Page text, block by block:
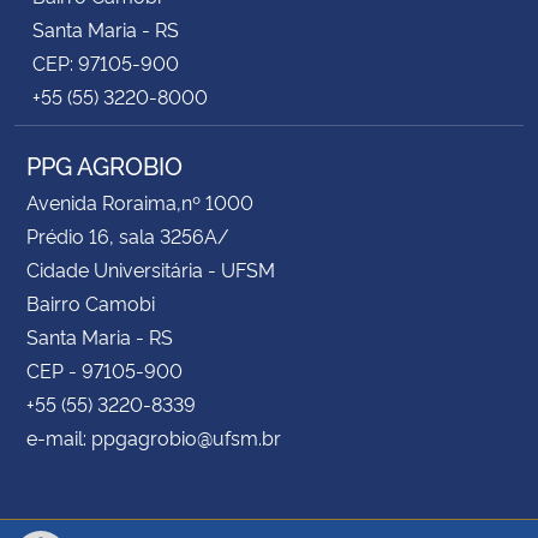
Santa Maria - RS
CEP: 97105-900
+55 (55) 3220-8000
PPG AGROBIO
Avenida Roraima,nº 1000
Prédio 16, sala 3256A/
Cidade Universitária - UFSM
Bairro Camobi
Santa Maria - RS
CEP - 97105-900
+55 (55) 3220-8339
e-mail: ppgagrobio@ufsm.br